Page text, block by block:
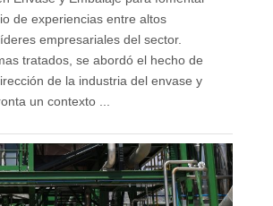
de experiencias entre altos
empresariales del sector.
tratados, se abordó el hecho de
de la industria del envase y
un contexto ...